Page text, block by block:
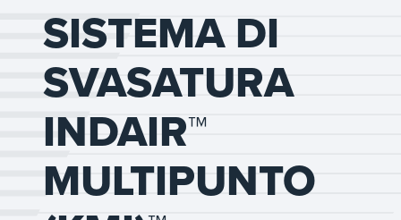
SISTEMA DI
SVASATURA
INDAIR™
MULTIPUNTO